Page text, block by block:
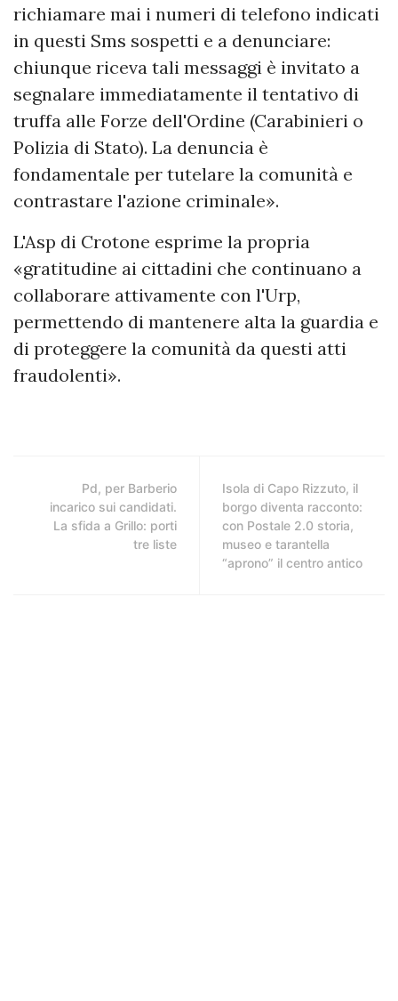
richiamare mai i numeri di telefono indicati
in questi Sms sospetti e a denunciare:
chiunque riceva tali messaggi è invitato a
segnalare immediatamente il tentativo di
truffa alle Forze dell'Ordine (Carabinieri o
Polizia di Stato). La denuncia è
fondamentale per tutelare la comunità e
contrastare l'azione criminale».
L'Asp di Crotone esprime la propria
«gratitudine ai cittadini che continuano a
collaborare attivamente con l'Urp,
permettendo di mantenere alta la guardia e
di proteggere la comunità da questi atti
fraudolenti».
Pd, per Barberio
incarico sui candidati.
La sfida a Grillo: porti
tre liste
Isola di Capo Rizzuto, il
borgo diventa racconto:
con Postale 2.0 storia,
museo e tarantella
“aprono” il centro antico